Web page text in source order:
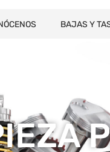
BAJAS Y